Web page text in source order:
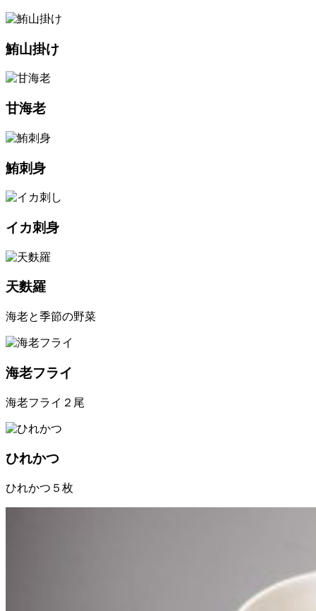
鮪山掛け
甘海老
鮪刺身
イカ刺身
天麩羅
海老と季節の野菜
海老フライ
海老フライ２尾
ひれかつ
ひれかつ５枚